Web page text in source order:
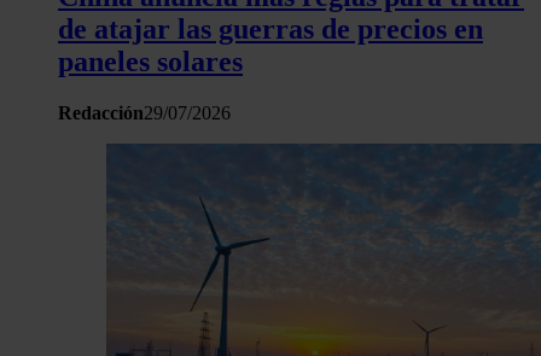
de atajar las guerras de precios en
paneles solares
Redacción29/07/2026